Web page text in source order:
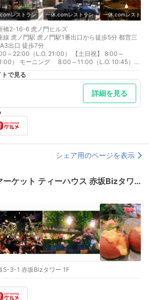
レストラン 一休.comレストラン 一休.comレストラ
橋2-16-6 虎ノ門ヒルズ
線 虎ノ門駅 虎ノ門駅1番出口から徒歩5分 都営三
出口 徒歩7分
～22:00（L.O. 21:00） 【土日祝】 8:00～
L.O. 10:45）*
10:30 ランチ 11:00～15:00（L.O. 15:00）*
14:30 カフェ 15:00～17:00 ディナー
L.O. 21:00）*予約最終入店 20:30
で見る
詳細を見る
シェア用のページを表示
青山フラワーマーケット ティーハウス 赤坂Bizタワー店（Aoyama Flower Market TEA HOUSE）
5-3-1 赤坂Bizタワー 1F